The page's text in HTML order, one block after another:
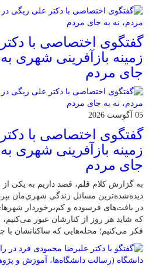
گفتگوی اختصاصی با
زمینه بازآفرینی شهری
جای مردم
05 آگوست 2026
گفتگوی اختصاصی با
زمینه بازآفرینی شهری
جای مردم
به گزارش کلام قلم، قصد داریم به یکی
دیده‌شده‌ترین مسائل زندگی شهری‌مان
در بافت‌های فرسوده و کم‌برخوردار
که شاید هر روز از کنارشان عبور می‌کنیم،
فکر می‌کنیم؛ محله‌هایی که ساکنانشان